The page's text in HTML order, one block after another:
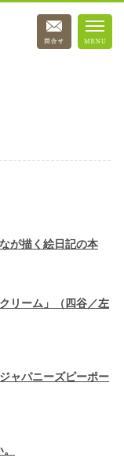
が描く絵日記の本
リーム」（四谷／左
ャパニーズピーポー